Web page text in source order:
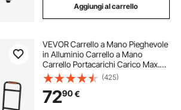
Aggiungi al carrello
VEVOR Carrello a Mano Pieghevole
in Alluminio Carrello a Mano
Carrello Portacarichi Carico Max.
136kg, Carrello a Mano Pieghevole
in Carrello con Piattaforma Ruote
per Trasporto di Merci da
Magazzino
(425)
7290€